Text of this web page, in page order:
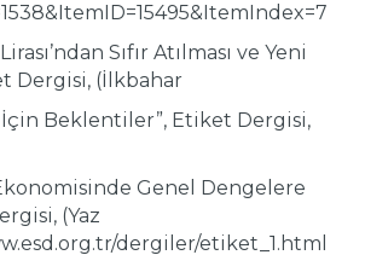
Sıfır Atılması ve Yeni
Dergisi, (İlkbahar
İçin Beklentiler”, Etiket Dergisi,
Genel Dengelere
(Yaz
dergiler/etiket_1.html